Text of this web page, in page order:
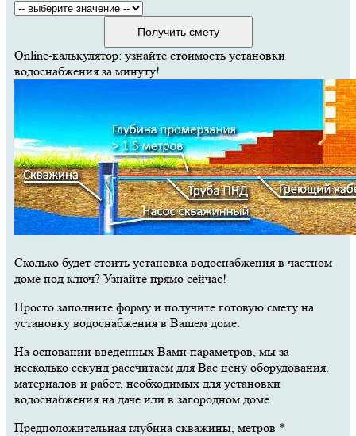
Получить смету
Online-калькулятор: узнайте стоимость установки
водоснабжения за минуту!
Сколько будет стоить установка водоснабжения в частном
доме под ключ? Узнайте прямо сейчас!
Просто заполните форму и получите готовую смету на
установку водоснабжения в Вашем доме.
На основании введенных Вами параметров, мы за
несколько секунд рассчитаем для Вас цену оборудования,
материалов и работ, необходимых для установки
водоснабжения на даче или в загородном доме.
Предположительная глубина скважины, метров *